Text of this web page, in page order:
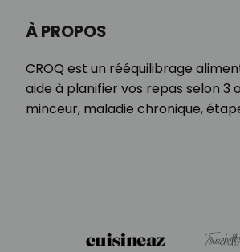
À PROPOS
CROQ est un rééquilibrage
aide à planifier vos repas selon 3
minceur, maladie chronique,